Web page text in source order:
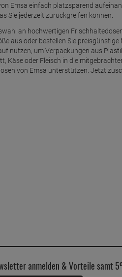
Emsa einfach platzsparend
Sie jederzeit zurückgreifen können.
an hochwertigen
aus oder bestellen Sie
nutzen, um Verpackungen aus
Käse oder Fleisch in die
von Emsa unterstützen. Jetzt
anmelden & Vorteile samt